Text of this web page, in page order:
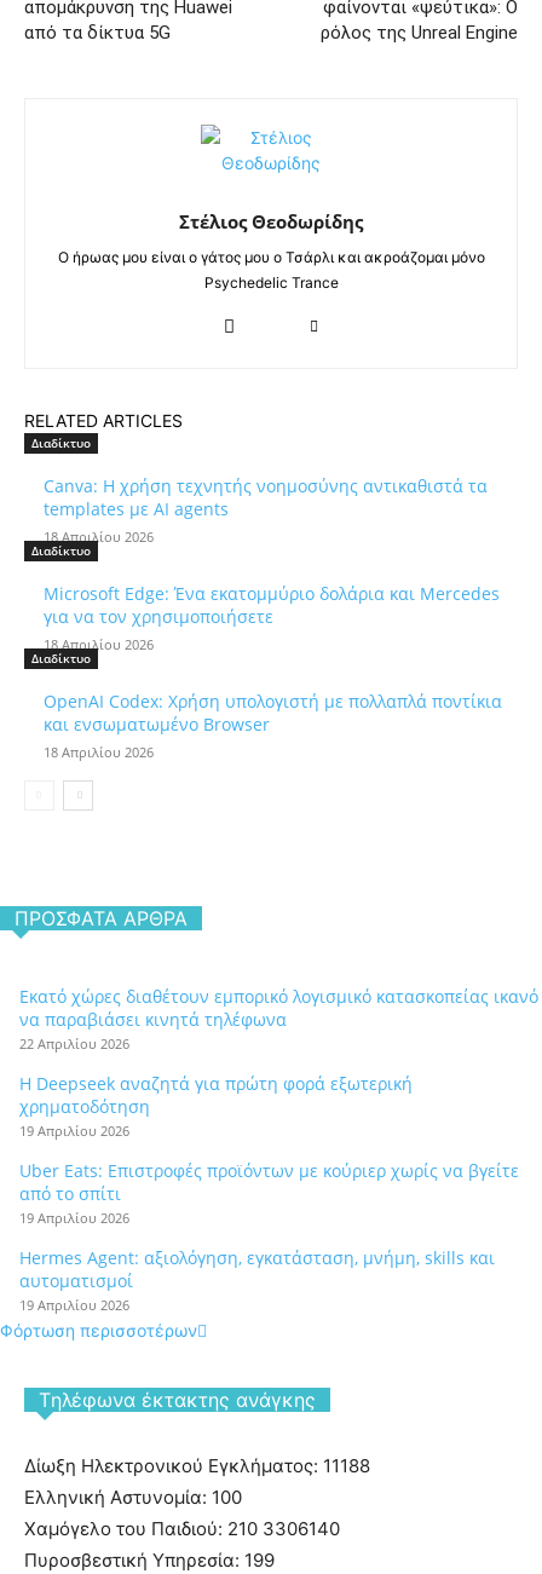
απομάκρυνση της Huawei
από τα δίκτυα 5G
φαίνονται «ψεύτικα»: Ο
ρόλος της Unreal Engine
Στέλιος Θεοδωρίδης
Ο ήρωας μου είναι ο γάτος μου ο Τσάρλι και ακροάζομαι μόνο
Psychedelic Trance
RELATED ARTICLES
Διαδίκτυο
Canva: Η χρήση τεχνητής νοημοσύνης αντικαθιστά τα
templates με AI agents
18 Απριλίου 2026
Διαδίκτυο
Microsoft Edge: Ένα εκατομμύριο δολάρια και Mercedes
για να τον χρησιμοποιήσετε
18 Απριλίου 2026
Διαδίκτυο
OpenAI Codex: Χρήση υπολογιστή με πολλαπλά ποντίκια
και ενσωματωμένο Browser
18 Απριλίου 2026
ΠΡΌΣΦΑΤΑ ΆΡΘΡΑ
Εκατό χώρες διαθέτουν εμπορικό λογισμικό κατασκοπείας ικανό
να παραβιάσει κινητά τηλέφωνα
22 Απριλίου 2026
Η Deepseek αναζητά για πρώτη φορά εξωτερική
χρηματοδότηση
19 Απριλίου 2026
Uber Eats: Επιστροφές προϊόντων με κούριερ χωρίς να βγείτε
από το σπίτι
19 Απριλίου 2026
Hermes Agent: αξιολόγηση, εγκατάσταση, μνήμη, skills και
αυτοματισμοί
19 Απριλίου 2026
Φόρτωση περισσοτέρων
Tηλέφωνα έκτακτης ανάγκης
Δίωξη Ηλεκτρονικού Εγκλήματος: 11188
Ελληνική Αστυνομία: 100
Χαμόγελο του Παιδιού: 210 3306140
Πυροσβεστική Υπηρεσία: 199